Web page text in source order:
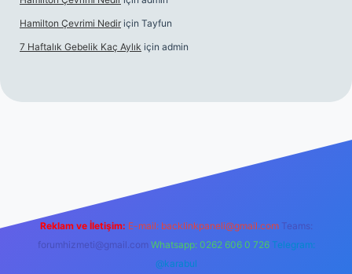
Hamilton Çevrimi Nedir için Tayfun
7 Haftalık Gebelik Kaç Aylık için admin
Reklam ve İletişim: E-mail: backlinkpaneli@gmail.com Teams:
forumhizmeti@gmail.com Whatsapp: 0262 606 0 726 Telegram:
@karabul